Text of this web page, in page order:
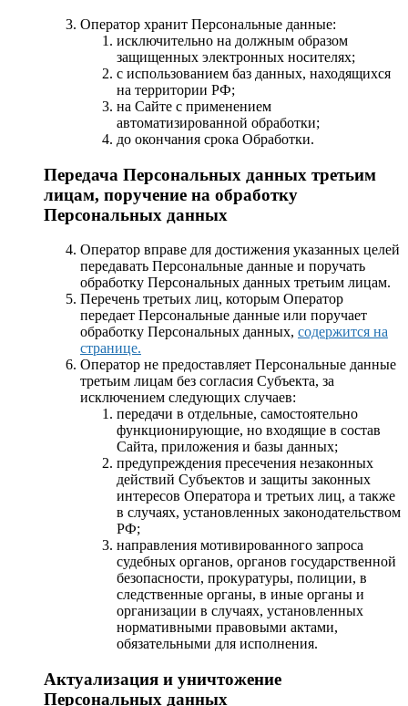
Оператор хранит Персональные данные:
исключительно на должным образом
защищенных электронных носителях;
с использованием баз данных, находящихся
на территории РФ;
на Сайте с применением
автоматизированной обработки;
до окончания срока Обработки.
Передача Персональных данных третьим
лицам, поручение на обработку
Персональных данных
Оператор вправе для достижения указанных целей
передавать Персональные данные и поручать
обработку Персональных данных третьим лицам.
Перечень третьих лиц, которым Оператор
передает Персональные данные или поручает
обработку Персональных данных, содержится на
странице.
Оператор не предоставляет Персональные данные
третьим лицам без согласия Субъекта, за
исключением следующих случаев:
передачи в отдельные, самостоятельно
функционирующие, но входящие в состав
Сайта, приложения и базы данных;
предупреждения пресечения незаконных
действий Субъектов и защиты законных
интересов Оператора и третьих лиц, а также
в случаях, установленных законодательством
РФ;
направления мотивированного запроса
судебных органов, органов государственной
безопасности, прокуратуры, полиции, в
следственные органы, в иные органы и
организации в случаях, установленных
нормативными правовыми актами,
обязательными для исполнения.
Актуализация и уничтожение
Персональных данных